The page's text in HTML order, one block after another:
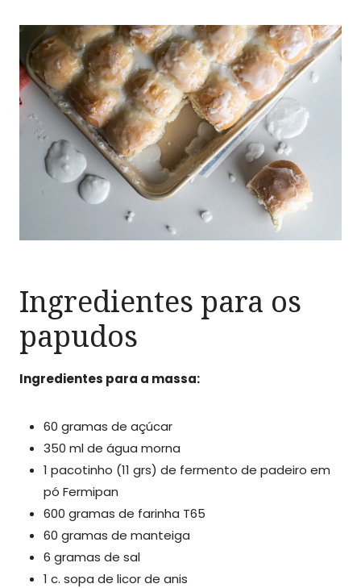
Ingredientes para os
papudos
Ingredientes para a massa:
60 gramas de açúcar
350 ml de água morna
1 pacotinho (11 grs) de fermento de padeiro em
pó Fermipan
600 gramas de farinha T65
60 gramas de manteiga
6 gramas de sal
1 c. sopa de licor de anis